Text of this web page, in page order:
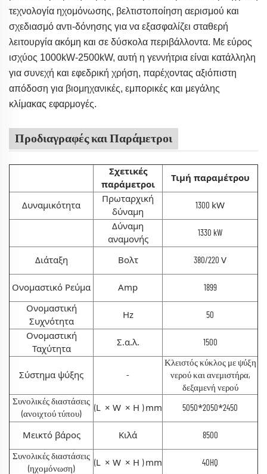
τεχνολογία ηχομόνωσης, βελτιστοποίηση αερισμού και
σχεδιασμό αντι-δόνησης για να εξασφαλίζει σταθερή
λειτουργία ακόμη και σε δύσκολα περιβάλλοντα. Με εύρος
ισχύος 1000kW-2500kW, αυτή η γεννήτρια είναι κατάλληλη
για συνεχή και εφεδρική χρήση, παρέχοντας αξιόπιστη
απόδοση για βιομηχανικές, εμπορικές και μεγάλης
κλίμακας εφαρμογές.
Προδιαγραφές και Παράμετροι
Σχετικές
παράμετροι
Τιμή παραμέτρου
Δυναμικότητα
Πρωταρχική
δύναμη
1300 kW
Δύναμη
αναμονής
1330 kW
Διάταξη Βολτ 380/220 V
Ονομαστικό Ρεύμα Amp 1899
Ονομαστική
Συχνότητα
Hz 50
Ονομαστική
Ταχύτητα
Σ.α.λ. 1500
Σύστημα ψύξης -
Κλειστός κύκλος με ψύξη
νερού και ανεμιστήρα,
δεξαμενή νερού
Συνολικές διαστάσεις
(ανοιχτού τύπου)
(L × W × H ) mm 5050*2050*2450
Μεικτό βάρος Κιλά 8500
Συνολικές διαστάσεις
(ηχομόνωση)
(L × W × H ) mm 40HQ